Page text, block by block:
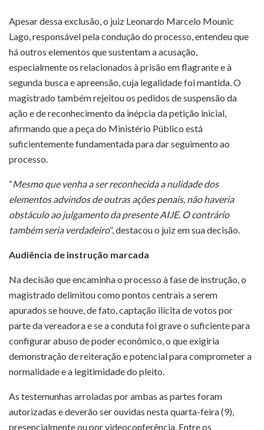
Apesar dessa exclusão, o juiz Leonardo Marcelo Mounic
Lago, responsável pela condução do processo, entendeu que
há outros elementos que sustentam a acusação,
especialmente os relacionados à prisão em flagrante e à
segunda busca e apreensão, cuja legalidade foi mantida. O
magistrado também rejeitou os pedidos de suspensão da
ação e de reconhecimento da inépcia da petição inicial,
afirmando que a peça do Ministério Público está
suficientemente fundamentada para dar seguimento ao
processo.
“Mesmo que venha a ser reconhecida a nulidade dos
elementos advindos de outras ações penais, não haveria
obstáculo ao julgamento da presente AIJE. O contrário
também seria verdadeiro”, destacou o juiz em sua decisão.
Audiência de instrução marcada
Na decisão que encaminha o processo à fase de instrução, o
magistrado delimitou como pontos centrais a serem
apurados se houve, de fato, captação ilícita de votos por
parte da vereadora e se a conduta foi grave o suficiente para
configurar abuso de poder econômico, o que exigiria
demonstração de reiteração e potencial para comprometer a
normalidade e a legitimidade do pleito.
As testemunhas arroladas por ambas as partes foram
autorizadas e deverão ser ouvidas nesta quarta-feira (9),
presencialmente ou por videoconferência. Entre os